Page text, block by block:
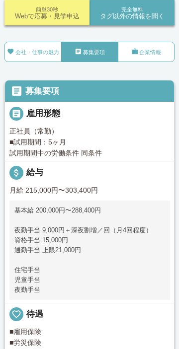
完全無料
タグ以外の情報を聞く
簡単30秒
Webで応募・見学申込
 会社・仕事の魅力  募集要項 企業情報
 募集要項
 雇用形態
正社員（常勤）
■試用期間：5ヶ月
試用期間中の労働条件 同条件
attach_money 給与
月給 215,000円〜303,400円
基本給 200,000円〜288,400円
夜勤手当 9,000円＋深夜割増／回（月4回程度）
資格手当 15,000円
通勤手当 上限21,000円
住宅手当
児童手当
夜勤手当
favorite_border 待遇
■雇用保険
■労災保険